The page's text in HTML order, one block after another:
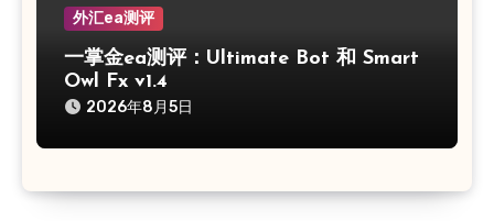
外汇ea测评
一掌金ea测评：Ultimate Bot 和 Smart
Owl Fx v1.4
2026年8月5日